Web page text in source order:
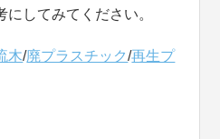
してみてください。
木/廃プラスチック/再生プ